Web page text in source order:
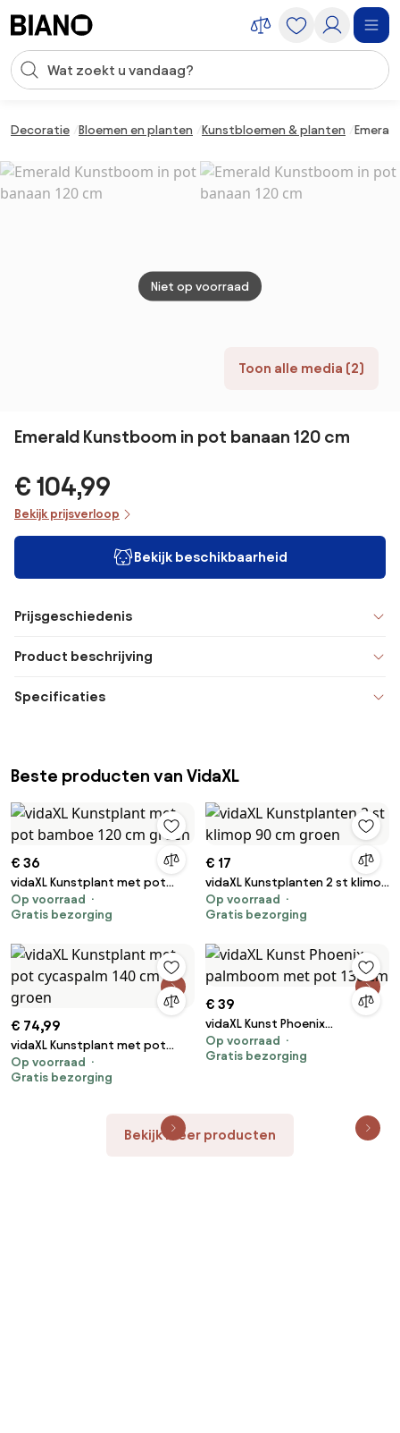
Zoekopdracht invoeren
Decoratie Bloemen en planten Kunstbloemen & planten
Toon alle media (2)
Niet op voorraad
Emerald Kunstboom in pot banaan 120 cm
€ 104,99
Bekijk prijsverloop
Bekijk beschikbaarheid
Prijsgeschiedenis
Product beschrijving
Specificaties
Beste producten van VidaXL
€ 36
vidaXL Kunstplant met pot
bamboe 120 cm groen
Op voorraad
Gratis bezorging
€ 17
vidaXL Kunstplanten 2 st klimop
90 cm groen
Op voorraad
Gratis bezorging
€ 74,99
vidaXL Kunstplant met pot
cycaspalm 140 cm groen
Op voorraad
Gratis bezorging
€ 39
vidaXL Kunst Phoenix
palmboom met pot 130 cm
Op voorraad
Gratis bezorging
Bekijk meer producten